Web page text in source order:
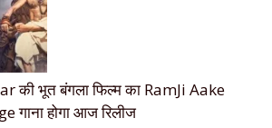
की भूत बंगला फिल्म का RamJi Aake
गाना होगा आज रिलीज